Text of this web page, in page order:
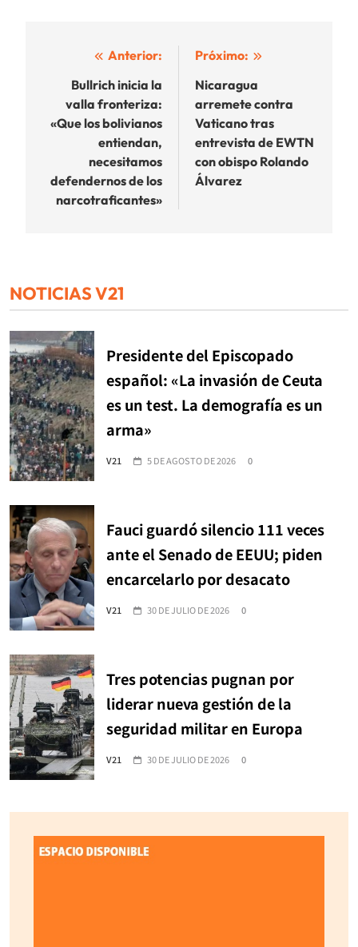
Navegación
entradas
Anterior:
Bullrich inicia la
valla fronteriza:
«Que los bolivianos
entiendan,
necesitamos
defendernos de los
narcotraficantes»
Próximo:
Nicaragua
arremete contra
Vaticano tras
entrevista de EWTN
con obispo Rolando
Álvarez
NOTICIAS V21
Presidente del Episcopado
español: «La invasión de Ceuta
es un test. La demografía es un
arma»
V21 5 DE AGOSTO DE 2026 0
Fauci guardó silencio 111 veces
ante el Senado de EEUU; piden
encarcelarlo por desacato
V21 30 DE JULIO DE 2026 0
Tres potencias pugnan por
liderar nueva gestión de la
seguridad militar en Europa
V21 30 DE JULIO DE 2026 0